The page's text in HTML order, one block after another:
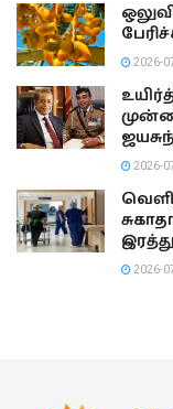
2026-
2026-
2026-